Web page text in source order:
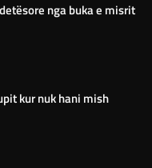
nga buka e misrit
kur nuk hani mish